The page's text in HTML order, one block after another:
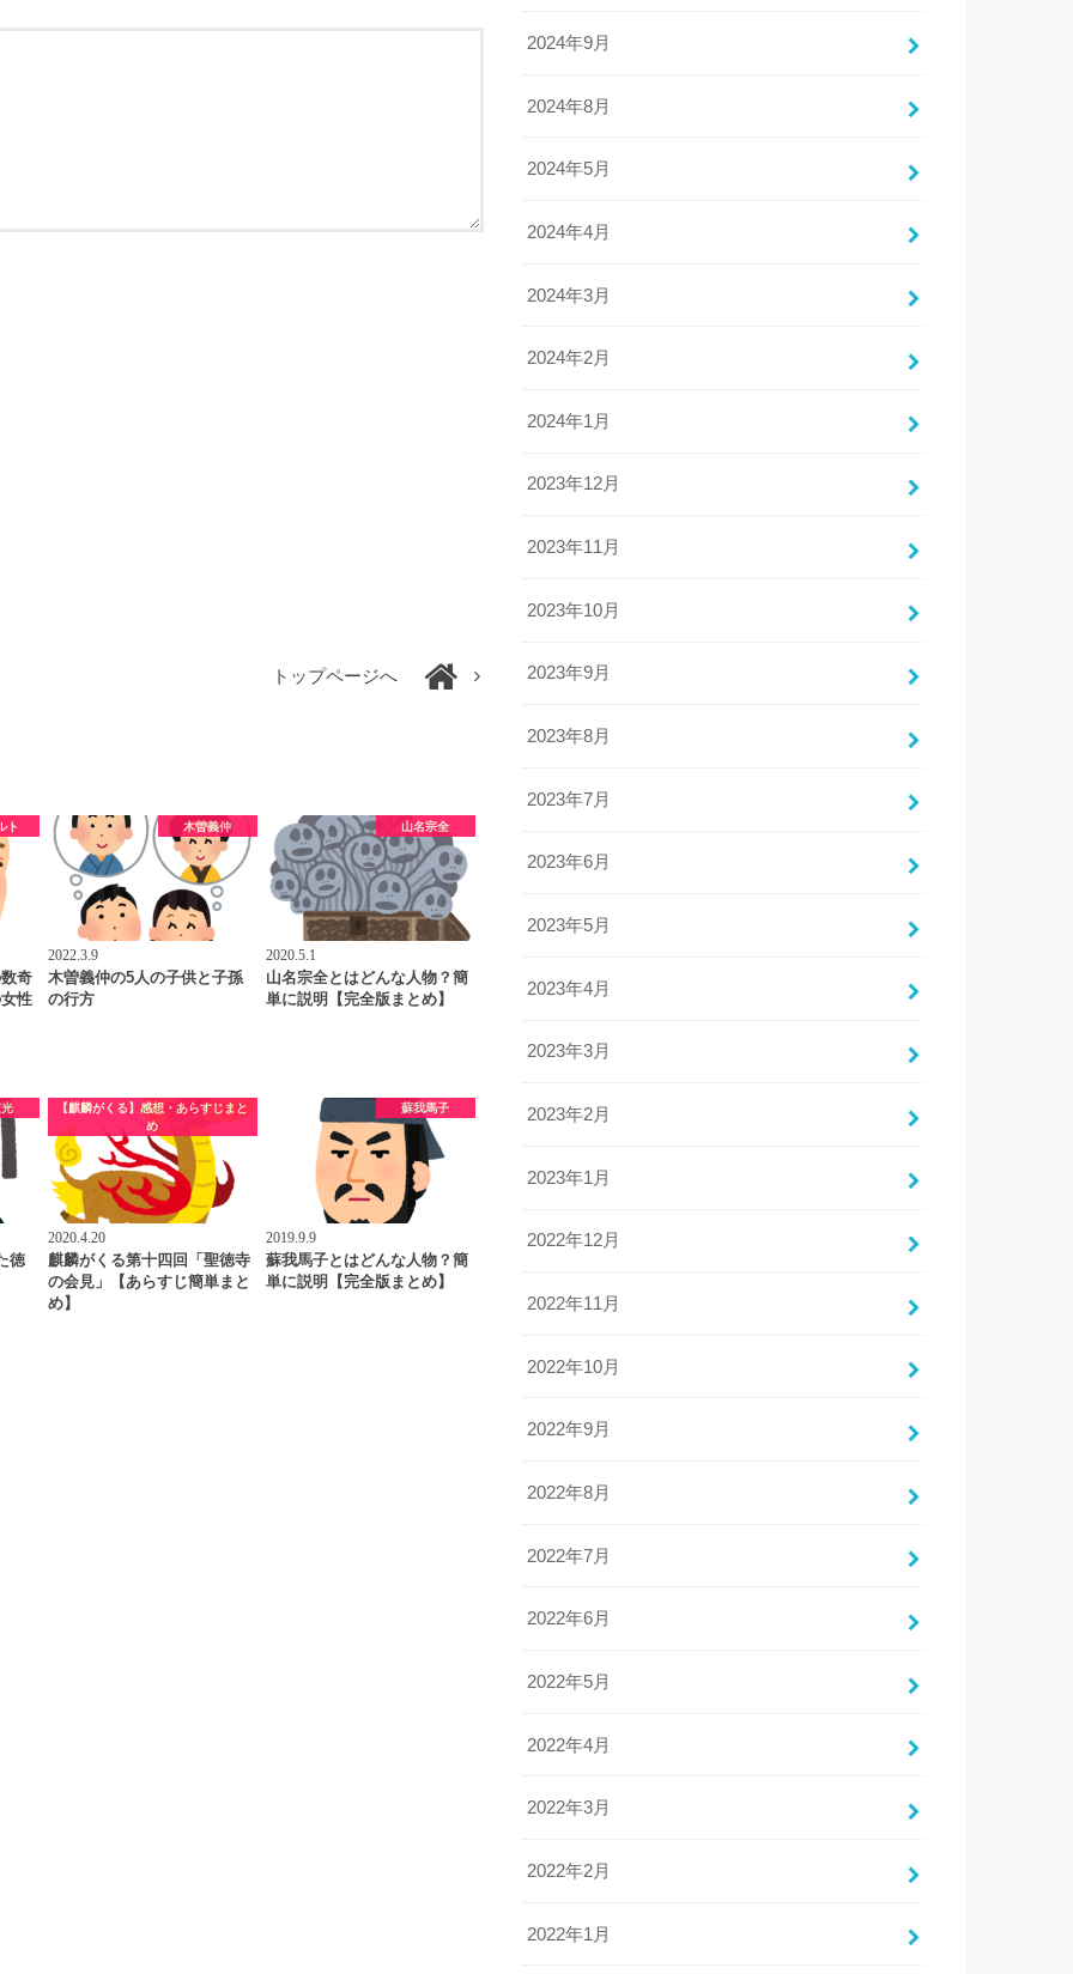
トップページへ
ト
奇
性
木曽義仲
2022.3.9
木曽義仲の5人の子供と子孫
の行方
山名宗全
2020.5.1
山名宗全とはどんな人物？簡
単に説明【完全版まとめ】
徳
【麒麟がくる】感想・あらすじまと
め
2020.4.20
麒麟がくる第十四回「聖徳寺
の会見」【あらすじ簡単まと
め】
蘇我馬子
2019.9.9
蘇我馬子とはどんな人物？簡
単に説明【完全版まとめ】
2024年9月
2024年8月
2024年5月
2024年4月
2024年3月
2024年2月
2024年1月
2023年12月
2023年11月
2023年10月
2023年9月
2023年8月
2023年7月
2023年6月
2023年5月
2023年4月
2023年3月
2023年2月
2023年1月
2022年12月
2022年11月
2022年10月
2022年9月
2022年8月
2022年7月
2022年6月
2022年5月
2022年4月
2022年3月
2022年2月
2022年1月